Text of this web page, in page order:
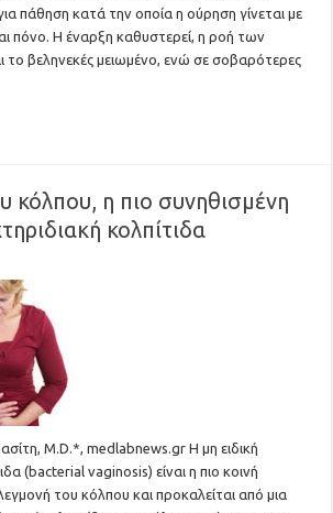
πάθηση κατά την οποία η ούρηση γίνεται με
πόνο. Η έναρξη καθυστερεί, η ροή των
το βεληνεκές μειωμένο, ενώ σε σοβαρότερες
κόλπου, η πιο συνηθισμένη
κολπίτιδα
M.D.*, medlabnews.gr Η μη ειδική
(bacterial vaginosis) είναι η πιο κοινή
του κόλπου και προκαλείται από μια